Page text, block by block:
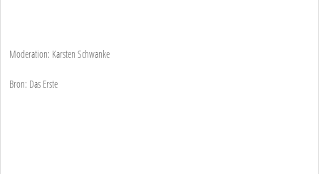
Moderation: Karsten Schwanke
Bron: Das Erste